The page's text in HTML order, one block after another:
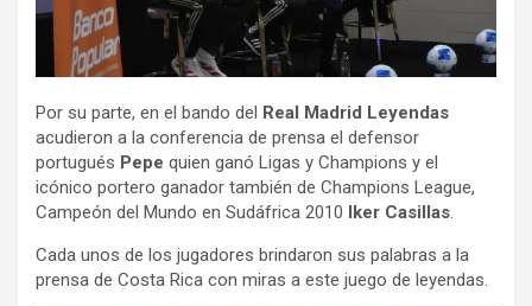
Por su parte, en el bando del Real Madrid Leyendas
acudieron a la conferencia de prensa el defensor
portugués Pepe quien ganó Ligas y Champions y el
icónico portero ganador también de Champions League,
Campeón del Mundo en Sudáfrica 2010 Iker Casillas.
Cada unos de los jugadores brindaron sus palabras a la
prensa de Costa Rica con miras a este juego de leyendas.